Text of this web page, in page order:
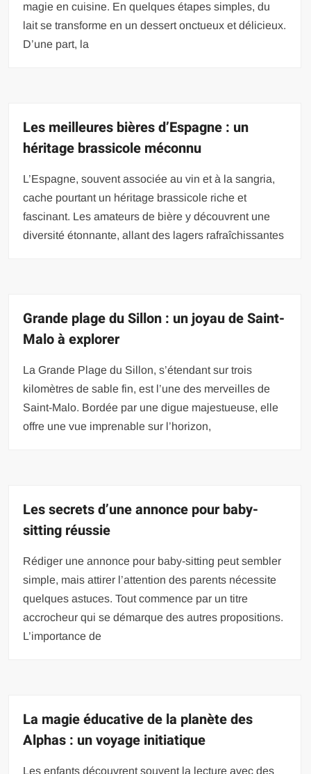
magie en cuisine. En quelques étapes simples, du
lait se transforme en un dessert onctueux et délicieux.
D’une part, la
Les meilleures bières d’Espagne : un
héritage brassicole méconnu
L’Espagne, souvent associée au vin et à la sangria,
cache pourtant un héritage brassicole riche et
fascinant. Les amateurs de bière y découvrent une
diversité étonnante, allant des lagers rafraîchissantes
Grande plage du Sillon : un joyau de Saint-
Malo à explorer
La Grande Plage du Sillon, s’étendant sur trois
kilomètres de sable fin, est l’une des merveilles de
Saint-Malo. Bordée par une digue majestueuse, elle
offre une vue imprenable sur l’horizon,
Les secrets d’une annonce pour baby-
sitting réussie
Rédiger une annonce pour baby-sitting peut sembler
simple, mais attirer l’attention des parents nécessite
quelques astuces. Tout commence par un titre
accrocheur qui se démarque des autres propositions.
L’importance de
La magie éducative de la planète des
Alphas : un voyage initiatique
Les enfants découvrent souvent la lecture avec des